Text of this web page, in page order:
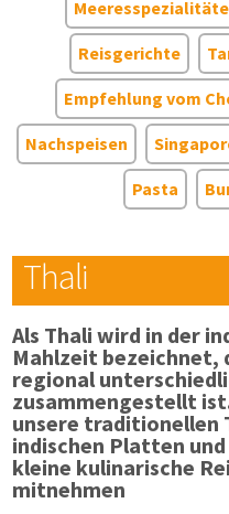
Reisgerichte
Empfehlung vom
Nachspeisen
Pasta
Thali
Als Thali wird in der
Mahlzeit bezeichnet,
regional
zusammengestellt
unsere traditionellen
indischen Platten
kleine kulinarische
mitnehmen